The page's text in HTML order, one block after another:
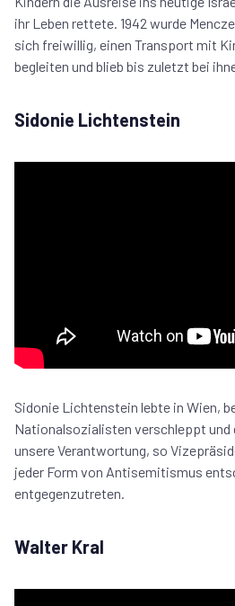
ihr Leben rettete. 1942 wurde
sich freiwillig, einen Transport mit
begleiten und blieb bis zuletzt bei
Sidonie Lichtenstein
Sidonie Lichtenstein lebte in Wien,
Nationalsozialisten verschleppt und
unsere Verantwortung, so
jeder Form von Antisemitismus
entgegenzutreten.
Walter Kral